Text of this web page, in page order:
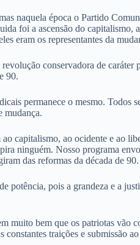
naquela época o Partido
foi a ascensão do
eram os representantes da
conservadora de
90.
permanece o mesmo. Todos
mudança.
capitalismo, ao ocidente e ao
ninguém. Nosso programa
das reformas da década de 90.
pois a grandeza e a
bem que os patriotas vão
traições e submissão